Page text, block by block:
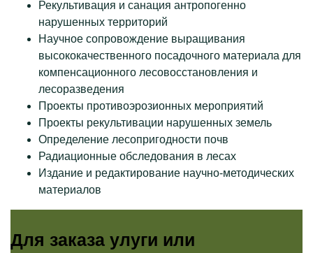
Рекультивация и санация антропогенно
нарушенных территорий
Научное сопровождение выращивания
высококачественного посадочного материала для
компенсационного лесовосстановления и
лесоразведения
Проекты противоэрозионных мероприятий
Проекты рекультивации нарушенных земель
Определение лесопригодности почв
Радиационные обследования в лесах
Издание и редактирование научно-методических
материалов
Для заказа улуги или